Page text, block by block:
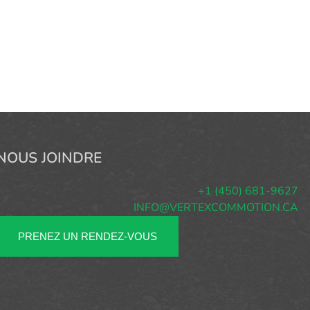
JOINDRE
+1 (450) 681-9627
INFO@VERTEXCOMMOTION.CA
PRENEZ UN RENDEZ-VOUS